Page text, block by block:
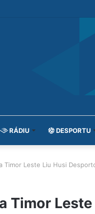
RÁDIU DESPORTU
Timor Leste Liu Husi
Timor